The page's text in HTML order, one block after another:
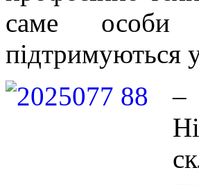
саме особи
підтримуються
–